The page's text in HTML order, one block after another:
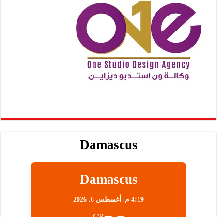
Damascus
Damascus
4:19 م, أغسطس 6, 2026